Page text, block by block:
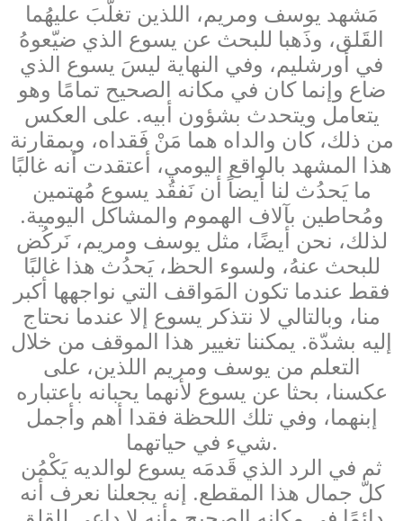
مَشهد يوسف ومريم، اللذين تغلّبَ عليهُما
القَلق، وذَهبا للبحث عن يسوع الذي ضيّعوهُ
في أورشليم، وفي النهاية ليسَ يسوع الذي
ضاع وإنما كان في مكانه الصحيح تمامًا وهو
يتعامل ويتحدث بشؤون أبيه. على العكس
من ذلك، كان والداه هما مَنْ فَقداه، وبمقارنة
هذا المشهد بالواقع اليومي، أعتقدت أنه غالبًا
ما يَحدُث لنا أيضاً أن نَفقُد يسوع مُهتمين
ومُحاطين بآلاف الهموم والمشاكل اليومية.
لذلك، نحن أيضًا، مثل يوسف ومريم، نَركُض
للبحث عنهُ، ولسوء الحظ، يَحدُث هذا غالبًا
فقط عندما تكون المَواقف التي نواجهها أكبر
منا، وبالتالي لا نتذكر يسوع إلا عندما نحتاج
إليه بشدّة. يمكننا تغيير هذا الموقف من خلال
التعلم من يوسف ومريم اللذين، على
عكسنا، بحثا عن يسوع لأنهما يحبانه باعتباره
إبنهما، وفي تلك اللحظة فقدا أهم وأجمل
شيء في حياتهما.
ثم في الرد الذي قَدمَه يسوع لوالديه يَكْمُن
كلّ جمال هذا المقطع. إنه يجعلنا نعرف أنه